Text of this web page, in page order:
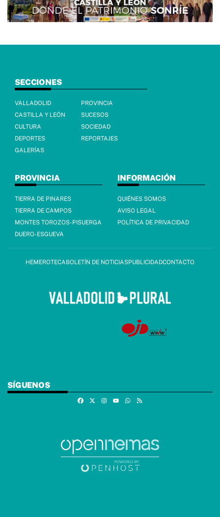
SECCIONES
VALLADOLID
PROVINCIA
CASTILLA Y LEÓN
SUCESOS
CULTURA
SOCIEDAD
DEPORTES
REPORTAJES
GALERÍAS
PROVINCIA
TIERRA DE PINARES
TIERRA DE CAMPOS
MONTES TOROZOS-PISUERGA
DUERO-ESGUEVA
INFORMACIÓN
QUIÉNES SOMOS
AVISO LEGAL
POLÍTICA DE PRIVACIDAD
HEMEROTECABOLETÍN DE NOTICIASPUBLICIDADCONTACTO
SÍGUENOS
FacebookInstagramWhatsapp